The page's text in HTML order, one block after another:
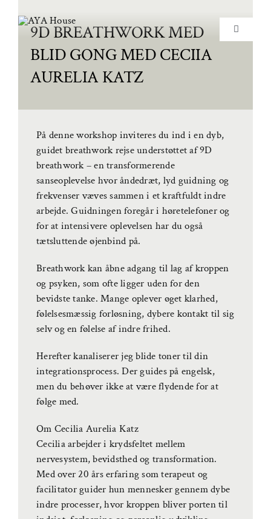
Toggle
Yoga & Bevægelse
Uddannelser & kurser
Lokaler
Om AYA House
9D BREATHWORK MED
BLID GONG MED CECIIA
AURELIA KATZ
På denne workshop inviteres du ind i en dyb,
guidet breathwork rejse understøttet af 9D
breathwork – en transformerende
sanseoplevelse hvor åndedræt, lyd guidning og
frekvenser væves sammen i et kraftfuldt indre
arbejde. Guidningen foregår i høretelefoner og
for at intensivere oplevelsen har du også
tætsluttende øjenbind på.
Breathwork kan åbne adgang til lag af kroppen
og psyken, som ofte ligger uden for den
bevidste tanke. Mange oplever øget klarhed,
følelsesmæssig forløsning, dybere kontakt til sig
selv og en følelse af indre frihed.
Herefter kanaliserer jeg blide toner til din
integrationsprocess. Der guides på engelsk,
men du behøver ikke at være flydende for at
følge med.
Om Cecilia Aurelia Katz
Cecilia arbejder i krydsfeltet mellem
nervesystem, bevidsthed og transformation.
Med over 20 års erfaring som terapeut og
facilitator guider hun mennesker gennem dybe
indre processer, hvor kroppen bliver porten til